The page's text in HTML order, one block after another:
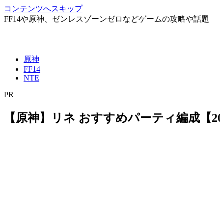
コンテンツへスキップ
FF14や原神、ゼンレスゾーンゼロなどゲームの攻略や話題
原神
FF14
NTE
PR
【原神】リネ おすすめパーティ編成【